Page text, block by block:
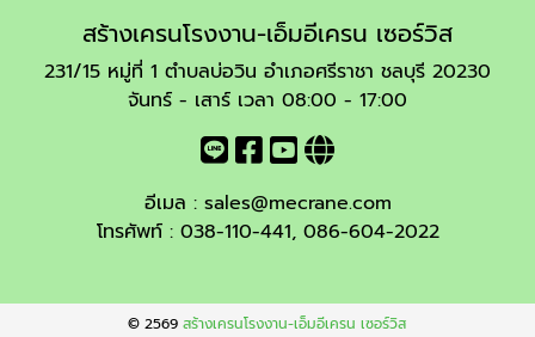
สร้างเครนโรงงาน-เอ็มอีเครน เซอร์วิส
231/15 หมู่ที่ 1 ตำบลบ่อวิน อำเภอศรีราชา ชลบุรี 20230
จันทร์ - เสาร์ เวลา 08:00 - 17:00
อีเมล : sales@mecrane.com
โทรศัพท์ : 038-110-441, 086-604-2022
© 2569สร้างเครนโรงงาน-เอ็มอีเครน เซอร์วิส